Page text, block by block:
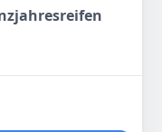
Fachleute prüfen
innerhalb eines
SCÉNIC IV (J9)
Sie anhand
mit Ihrem